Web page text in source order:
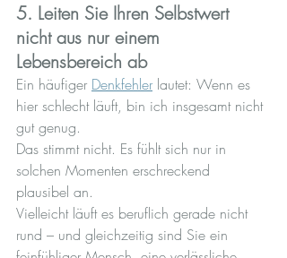
5. Leiten Sie Ihren Selbstwert
nicht aus nur einem
Lebensbereich ab
Ein häufiger Denkfehler lautet: Wenn es
hier schlecht läuft, bin ich insgesamt nicht
gut genug.
Das stimmt nicht. Es fühlt sich nur in
solchen Momenten erschreckend
plausibel an.
Vielleicht läuft es beruflich gerade nicht
rund – und gleichzeitig sind Sie ein